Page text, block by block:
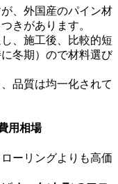
、外国産のパイン材
きがあります。
、施工後、比較的短
冬期）ので材料選び
品質は均一化されて
用相場
ーリングよりも高価